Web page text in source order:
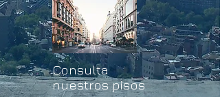
Consulta
nuestros pisos